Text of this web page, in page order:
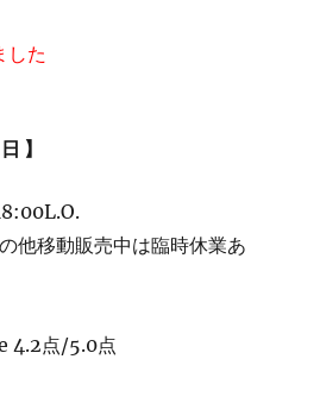
した
】
他移動販売中は臨時休業あ
4.2点/5.0点